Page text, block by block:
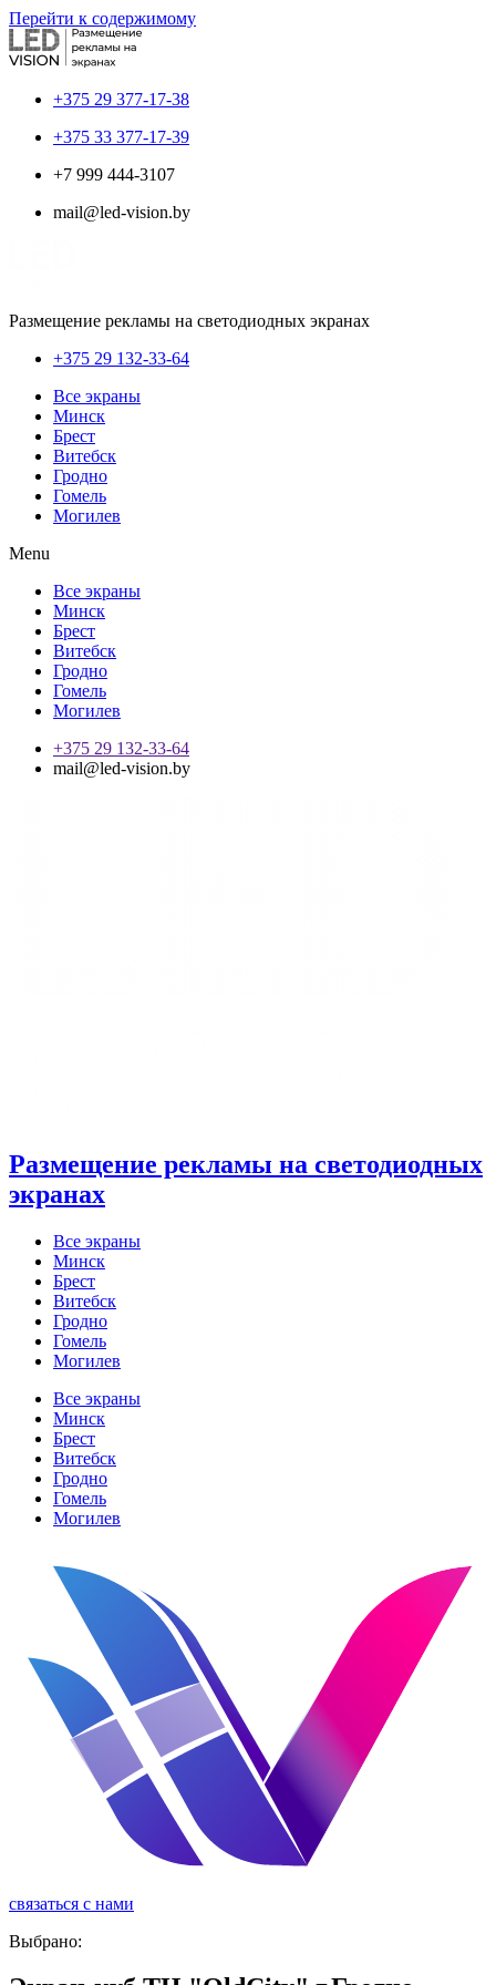
Перейти к содержимому
+375 29 377-17-38
+375 33 377-17-39
+7 999 444-3107
mail@led-vision.by
Размещение рекламы на светодиодных экранах
+375 29 132-33-64
Все экраны
Минск
Брест
Витебск
Гродно
Гомель
Могилев
Menu
Все экраны
Минск
Брест
Витебск
Гродно
Гомель
Могилев
+375 29 132-33-64
mail@led-vision.by
Размещение рекламы на светодиодных
экранах
Все экраны
Минск
Брест
Витебск
Гродно
Гомель
Могилев
Все экраны
Минск
Брест
Витебск
Гродно
Гомель
Могилев
связаться с нами
Выбрано: